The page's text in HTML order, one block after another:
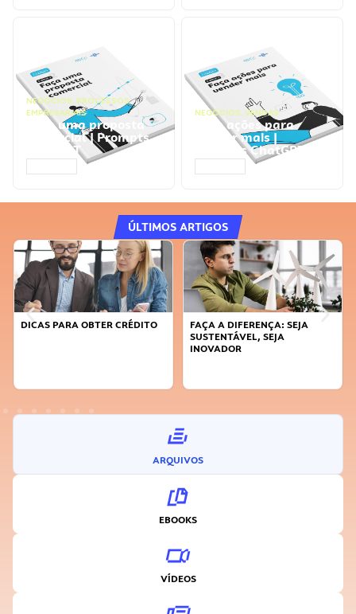
NEGÓCIOS, PROCESSOS
EMPRESARIAIS
Faça uma proposta
comercial | Prompts
ChatGPT
NEGÓCIOS, VENDAS
Faça ações para
vender mais |
Prompts ChatGPT
ÚLTIMOS ARTIGOS
DICAS PARA OBTER CRÉDITO
FAÇA A DIFERENÇA: SEJA
SUSTENTÁVEL, SEJA
INOVADOR
ARQUIVOS
EBOOKS
VÍDEOS